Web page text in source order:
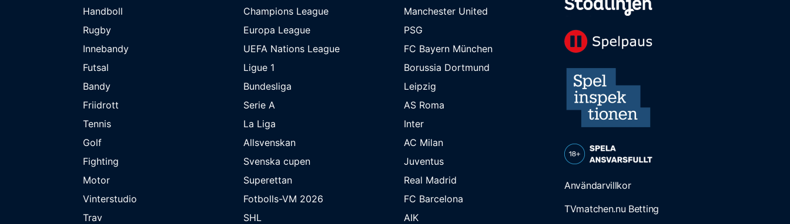
Handboll
Rugby
Innebandy
Futsal
Bandy
Friidrott
Tennis
Golf
Fighting
Motor
Vinterstudio
Trav
Champions League
Europa League
UEFA Nations League
Ligue 1
Bundesliga
Serie A
La Liga
Allsvenskan
Svenska cupen
Superettan
Fotbolls-VM 2026
SHL
Manchester United
PSG
FC Bayern München
Borussia Dortmund
Leipzig
AS Roma
Inter
AC Milan
Juventus
Real Madrid
FC Barcelona
AIK
Användarvillkor
TVmatchen.nu Betting